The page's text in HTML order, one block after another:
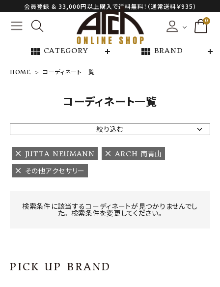
会員登録 & 33,000円以上購入で送料無料！（通常送料￥935）
0
view_module CATEGORY view_module BRAND
NEW ARRIVAL
ARCH EXCLUSIVE
BRAND
CATEGORY
HOME コーディネート一覧
コーディネート一覧
絞り込む
JUTTA NEUMANN
ARCH 南青山
その他アクセサリー
検索条件に該当するコーディネートが見つかりませんでし
た。 検索条件を変更してください。
PICK UP BRAND